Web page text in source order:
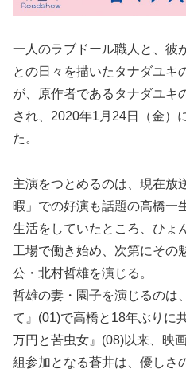
一人のラブドール職人と、彼
との日々を描いたタナダユキ
が、原作者であるタナダユキ
され、2020年1月24日（金）
た。
主演をつとめるのは、現在放
暇」での好演も話題の高橋一
生活をしていたところ、ひょ
工場で働き始め、次第にその
公・北村哲雄を演じる。
哲雄の妻・園子を演じるのは
て』(01)で高橋と18年ぶりに
万円と苦虫女』(08)以来、映
組参加となる蒼井は、優しさ